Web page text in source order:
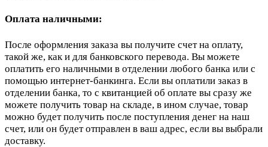
Оплата наличными:
После оформления заказа вы получите счет на оплату,
такой же, как и для банковского перевода. Вы можете
оплатить его наличными в отделении любого банка или с
помощью интернет-банкинга. Если вы оплатили заказ в
отделении банка, то с квитанцией об оплате вы сразу же
можете получить товар на складе, в ином случае, товар
можно будет получить после поступления денег на наш
счет, или он будет отправлен в ваш адрес, если вы выбрали
доставку.